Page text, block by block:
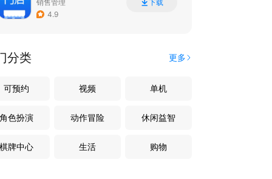
销售管理
4.9
下载
分类 更多
可预约 视频 单机
角色扮演 动作冒险 休闲益智
棋牌中心 生活 购物